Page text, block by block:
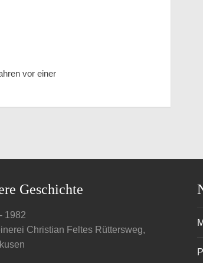
vor einer
Geschichte
1982
Christian Feltes Rüttersweg,